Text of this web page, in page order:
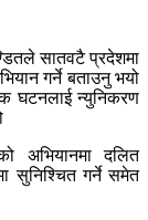
सातवटै प्रदेशमा
गर्ने बताउनु भयो
घटनलाई न्युनिकरण
अभियानमा दलित
सुनिश्चित गर्ने समेत